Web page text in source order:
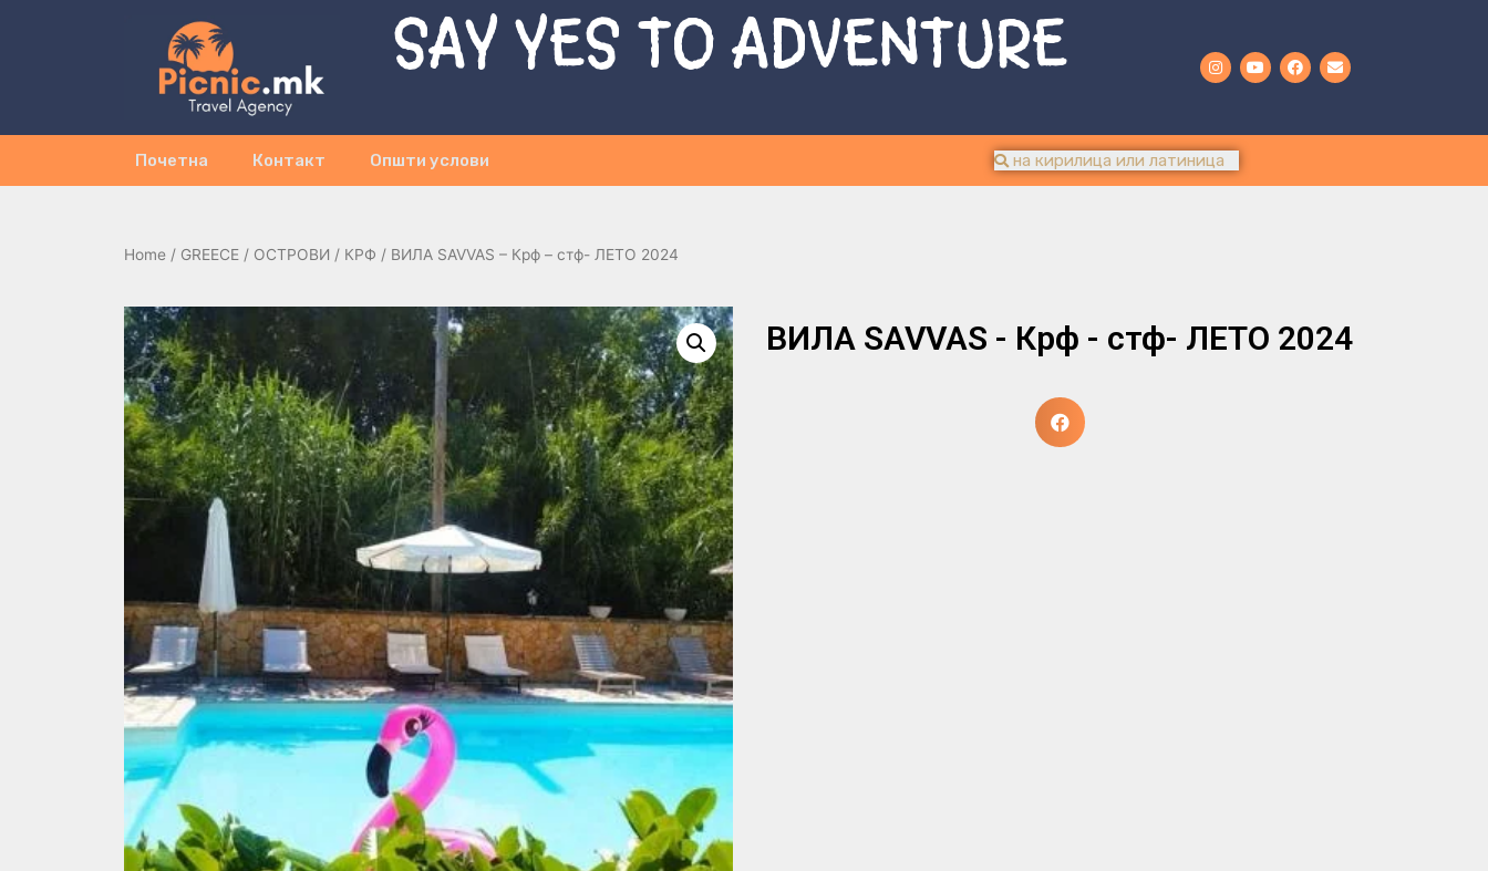
SAY YES TO ADVENTURE
Почетна Контакт Општи услови
Home / GREECE / ОСТРОВИ / КРФ / ВИЛА SAVVAS – Крф – стф- ЛЕТО 2024
ВИЛА SAVVAS - Крф - стф- ЛЕТО 2024